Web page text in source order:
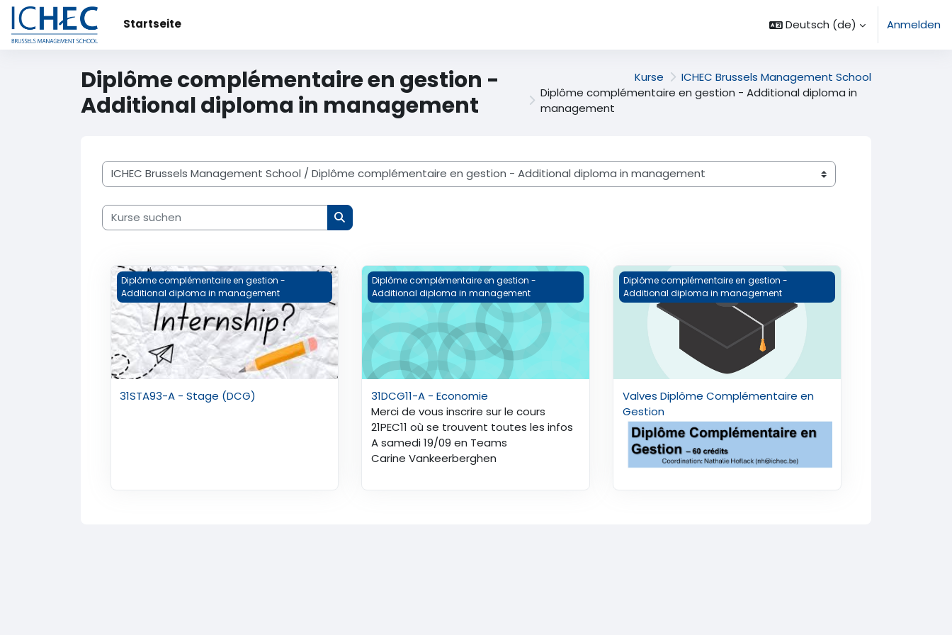
Zum Hauptinhalt
Startseite
Deutsch ‎(de)‎ Anmelden
Diplôme complémentaire en gestion -
Additional diploma in management
Kurse
ICHEC Brussels Management School
Diplôme complémentaire en gestion - Additional diploma in
management
Kursbereiche
Kurse suchen
Kurse suchen
31STA93-A - Stage (DCG)
Diplôme complémentaire en gestion -
Additional diploma in management
31STA93-A - Stage (DCG)
31DCG11-A - Economie
Diplôme complémentaire en gestion -
Additional diploma in management
31DCG11-A - Economie
Merci de vous inscrire sur le cours
21PEC11 où se trouvent toutes les infos
A samedi 19/09 en Teams
Carine Vankeerberghen
Valves Diplôme Complémentaire en Gestion
Diplôme complémentaire en gestion -
Additional diploma in management
Valves Diplôme Complémentaire en
Gestion